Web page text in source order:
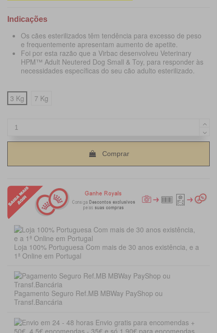
Indicações
Os cães esterilizados têm tendência para excesso de peso
e frequentemente apresentam aumento de apetite.
Foi por esta razão que a Virbac desenvolveu Veterinary
HPM™ Adult Neutered Dog Small & Toy, para responder às
necessidades específicas do seu cão adulto esterilizado.
3 Kg 7 Kg
Comprar
Loja 100% Portuguesa Com mais de 30 anos existência, e a
1ª Online em Portugal
Pagamento Seguro Ref.MB MBWay PayShop ou
Transf.Bancária